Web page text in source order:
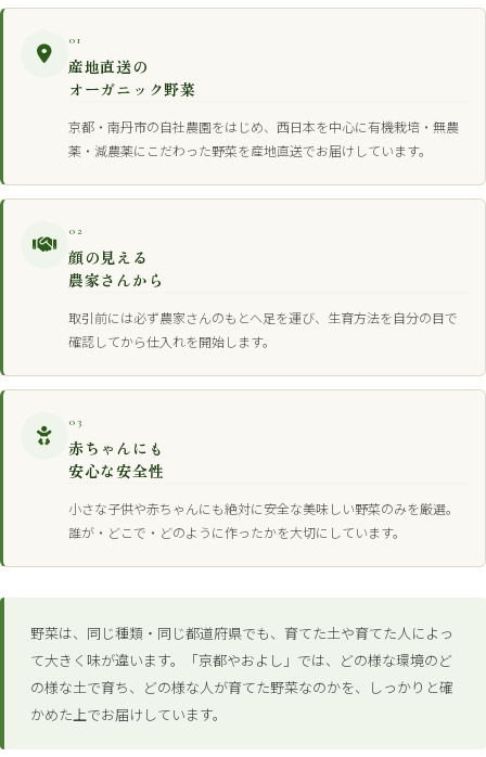
01
産地直送の
オーガニック野菜
京都・南丹市の自社農園をはじめ、西日本を中心に有機栽培・無農
薬・減農薬にこだわった野菜を産地直送でお届けしています。
02
顔の見える
農家さんから
取引前には必ず農家さんのもとへ足を運び、生育方法を自分の目で
確認してから仕入れを開始します。
03
赤ちゃんにも
安心な安全性
小さな子供や赤ちゃんにも絶対に安全な美味しい野菜のみを厳選。
誰が・どこで・どのように作ったかを大切にしています。
野菜は、同じ種類・同じ都道府県でも、育てた土や育てた人によっ
て大きく味が違います。「京都やおよし」では、どの様な環境のど
の様な土で育ち、どの様な人が育てた野菜なのかを、しっかりと確
かめた上でお届けしています。